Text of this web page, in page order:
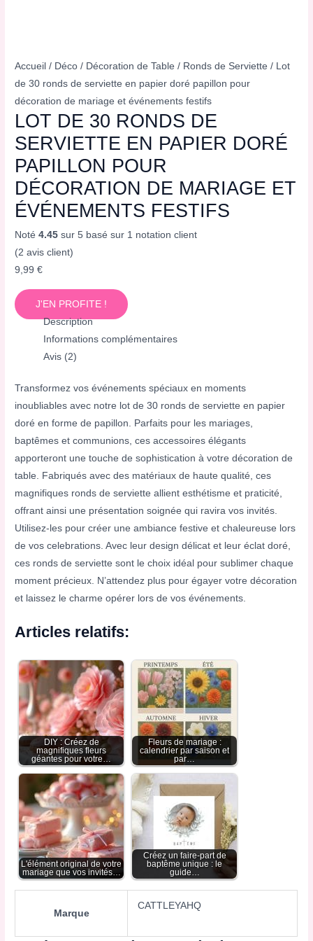
Accueil / Déco / Décoration de Table / Ronds de Serviette / Lot
de 30 ronds de serviette en papier doré papillon pour
décoration de mariage et événements festifs
LOT DE 30 RONDS DE
SERVIETTE EN PAPIER DORÉ
PAPILLON POUR
DÉCORATION DE MARIAGE ET
ÉVÉNEMENTS FESTIFS
Noté4.45 sur 5 basé sur 1 notation client
(2 avis client)
9,99€
J'EN PROFITE !
Description
Informations complémentaires
Avis (2)
Transformez vos événements spéciaux en moments
inoubliables avec notre lot de 30 ronds de serviette en papier
doré en forme de papillon. Parfaits pour les mariages,
baptêmes et communions, ces accessoires élégants
apporteront une touche de sophistication à votre décoration de
table. Fabriqués avec des matériaux de haute qualité, ces
magnifiques ronds de serviette allient esthétisme et praticité,
offrant ainsi une présentation soignée qui ravira vos invités.
Utilisez-les pour créer une ambiance festive et chaleureuse lors
de vos celebrations. Avec leur design délicat et leur éclat doré,
ces ronds de serviette sont le choix idéal pour sublimer chaque
moment précieux. N’attendez plus pour égayer votre décoration
et laissez le charme opérer lors de vos événements.
Articles relatifs:
DIY : Créez de
magnifiques fleurs
géantes pour votre…
Fleurs de mariage :
calendrier par saison et
par…
L'élément original de votre
mariage que vos invités…
Créez un faire-part de
baptême unique : le
guide…
Marque
CATTLEYAHQ